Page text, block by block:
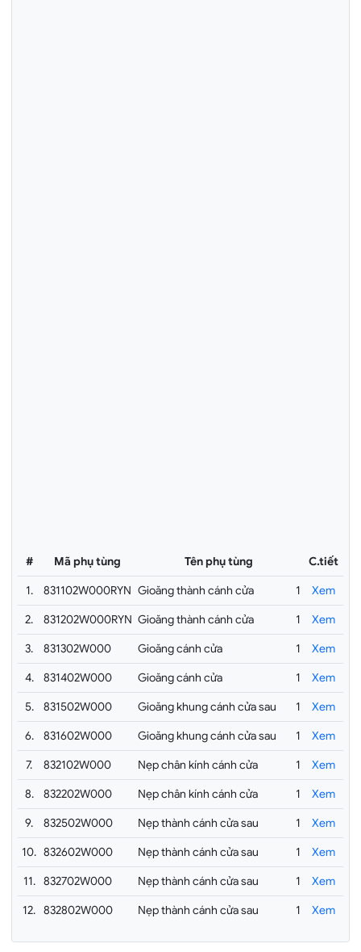
# Mã phụ tùng Tên phụ tùng
C.tiết
1.
831102W000RYN Gioăng thành cánh cửa 1
Xem
2.
831202W000RYN Gioăng thành cánh cửa 1
Xem
3.
831302W000 Gioăng cánh cửa 1
Xem
4.
831402W000 Gioăng cánh cửa 1
Xem
5.
831502W000 Gioăng khung cánh cửa sau 1
Xem
6.
831602W000 Gioăng khung cánh cửa sau 1
Xem
7.
832102W000 Nẹp chân kính cánh cửa 1
Xem
8.
832202W000 Nẹp chân kính cánh cửa 1
Xem
9.
832502W000 Nẹp thành cánh cửa sau 1
Xem
10. 832602W000 Nẹp thành cánh cửa sau 1
Xem
11. 832702W000 Nẹp thành cánh cửa sau 1
Xem
12. 832802W000 Nẹp thành cánh cửa sau 1 Xem